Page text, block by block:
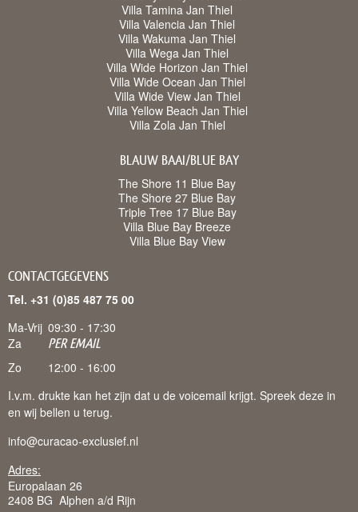
Villa Tamina Jan Thiel
Villa Valencia Jan Thiel
Villa Wakuma Jan Thiel
Villa Wega Jan Thiel
Villa Wide Horizon Jan Thiel
Villa Wide Ocean Jan Thiel
Villa Wide View Jan Thiel
Villa Yellow Beach Jan Thiel
Villa Zola Jan Thiel
BLAUW BAAI/BLUE BAY
The Shore 11 Blue Bay
The Shore 27 Blue Bay
Triple Tree 17 Blue Bay
Villa Blue Bay Breeze
Villa Blue Bay View
CONTACTGEGEVENS
Tel. +31 (0)85 487 75 00
Ma-Vrij 09:30 - 17:30
Za
PER EMAIL
Zo
12:00 - 16:00
I.v.m. drukte kan het zijn dat u de voicemail krijgt. Spreek deze in
en wij bellen u terug.
info@curacao-exclusief.nl
Adres:
Europalaan 26
2408 BG Alphen a/d Rijn